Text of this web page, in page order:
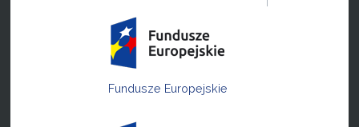
Fundusze Europejskie